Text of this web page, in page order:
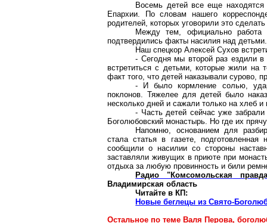
Восемь детей все еще
Епархии. По словам нашего
родителей, которых уговорили это
Между тем, официально работа
подтвердились факты насилия над детьми.
Наш спецкор Алексей Сухов
- Сегодня мы второй раз ездили
встретиться с детьми, которые жили на
факт того, что детей наказывали сурово,
- И было кормление солью,
поклонов. Тяжелее для детей было
несколько дней и сажали только на хлеб
- Часть детей сейчас уже
Боголюбовский монастырь. Но где их
Напомню, основанием для
стала статья в газете,
сообщили о насилии со стороны
заставляли живущих в приюте при
отдыха за любую провинность и били
Радио "Комсомольская
Владимирская область
Читайте в КП:
Новые беглецы изСвято-
Остальное по теме Валя Перова,